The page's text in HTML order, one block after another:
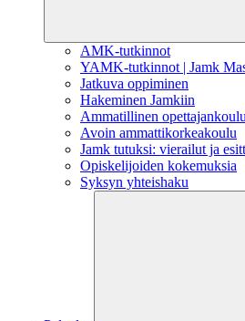
AMK-tutkinnot
YAMK-tutkinnot | Jamk
Jatkuva oppiminen
Hakeminen Jamkiin
Ammatillinen
Avoin ammattikorkeakoulu
Jamk tutuksi: vierailut ja
Opiskelijoiden kokemuksia
Syksyn yhteishaku